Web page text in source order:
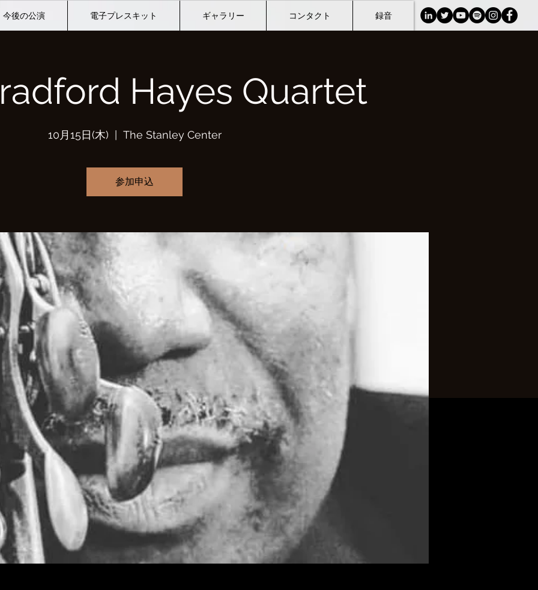
今後の公演 電子プレスキット ギャラリー コンタクト 録音
Hayes Quartet
10月15日(木) The Stanley Center
参加申込